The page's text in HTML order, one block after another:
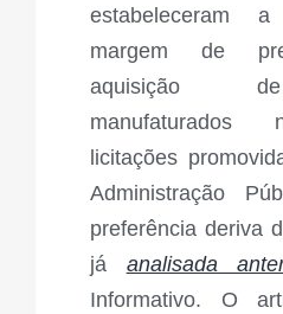
estabeleceram
margem de
aquisição
manufaturados
licitações
Administração
preferência deriva
já analisada
Informativo. O